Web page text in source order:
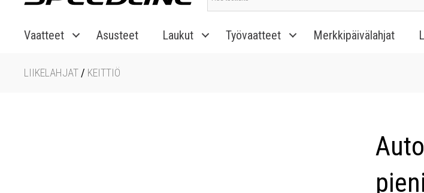
Vaatteet Asusteet Laukut Työvaatteet Merkkipäivälahjat
LIIKELAHJAT / KEITTIÖ